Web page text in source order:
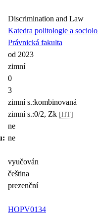
Discrimination and Law
Katedra politologie a
Právnická fakulta
od 2023
zimní
0
3
zimní s.:kombinovaná
zimní s.:0/2, Zk [HT]
ne
ne
vyučován
čeština
prezenční
HOPV0134